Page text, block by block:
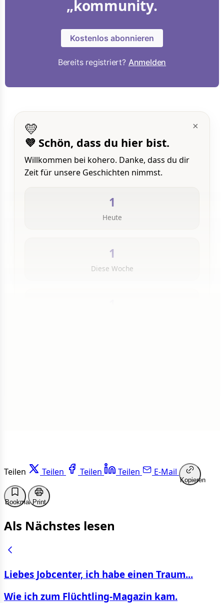
„kommunity.
Kostenlos abonnieren
Bereits registriert? Anmelden
×
💛
💜 Schön, dass du hier bist.
Willkommen bei kohero. Danke, dass du dir
Zeit für unsere Geschichten nimmst.
1
Heute
1
Diese Woche
Teilen Teilen Teilen Teilen E-Mail
Kopieren
BookmarkPrint
Als Nächstes lesen
Liebes Jobcenter, ich habe einen Traum...
Wie ich zum Flüchtling-Magazin kam.